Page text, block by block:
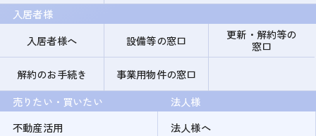
入居者様
入居者様へ
設備等の窓口
更新・解約等の
窓口
解約のお手続き
事業用物件の窓口
売りたい・買いたい
不動産活用
法人様
法人様へ